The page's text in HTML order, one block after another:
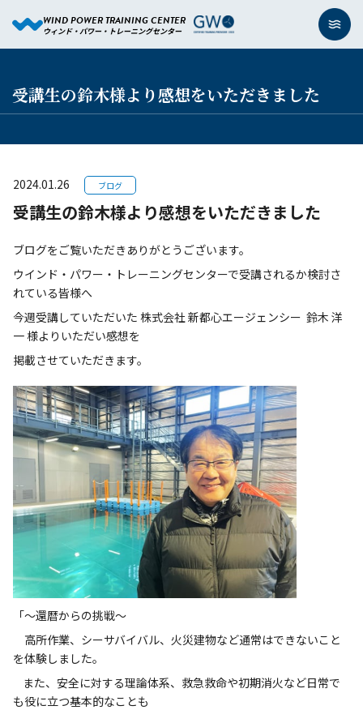
WIND POWER TRAINING CENTER
ウィンド・パワー・トレーニングセンター
受講生の鈴木様より感想をいただきました
2024.01.26 ブログ
受講生の鈴木様より感想をいただきました
ブログをご覧いただきありがとうございます。
ウインド・パワー・トレーニングセンターで受講されるか検討さ
れている皆様へ
今週受講していただいた 株式会社 新都心エージェンシー 鈴木 洋
一 様よりいただい感想を
掲載させていただきます。
「～還暦からの挑戦～
高所作業、シーサバイバル、火災建物など通常はできないこと
を体験しました。
また、安全に対する理論体系、救急救命や初期消火など日常で
も役に立つ基本的なことも